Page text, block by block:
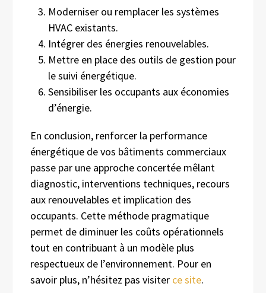
Moderniser ou remplacer les systèmes
HVAC existants.
Intégrer des énergies renouvelables.
Mettre en place des outils de gestion pour
le suivi énergétique.
Sensibiliser les occupants aux économies
d’énergie.
En conclusion, renforcer la performance
énergétique de vos bâtiments commerciaux
passe par une approche concertée mêlant
diagnostic, interventions techniques, recours
aux renouvelables et implication des
occupants. Cette méthode pragmatique
permet de diminuer les coûts opérationnels
tout en contribuant à un modèle plus
respectueux de l’environnement. Pour en
savoir plus, n’hésitez pas visiter ce site.